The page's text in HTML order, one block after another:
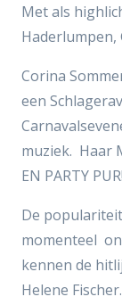
Met als
Haderlumpen,
Corina
een
muziek. Haar
EN PARTY PUR!
De
momenteel
kennen de
Helene Fischer.